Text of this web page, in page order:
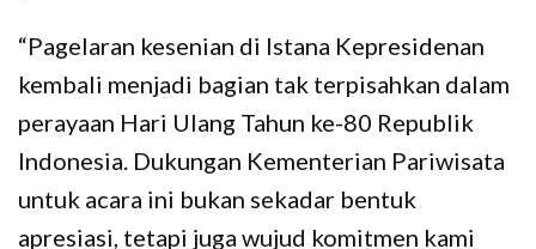
“Pagelaran kesenian di Istana Kepresidenan
kembali menjadi bagian tak terpisahkan dalam
perayaan Hari Ulang Tahun ke-80 Republik
Indonesia. Dukungan Kementerian Pariwisata
untuk acara ini bukan sekadar bentuk
apresiasi, tetapi juga wujud komitmen kami